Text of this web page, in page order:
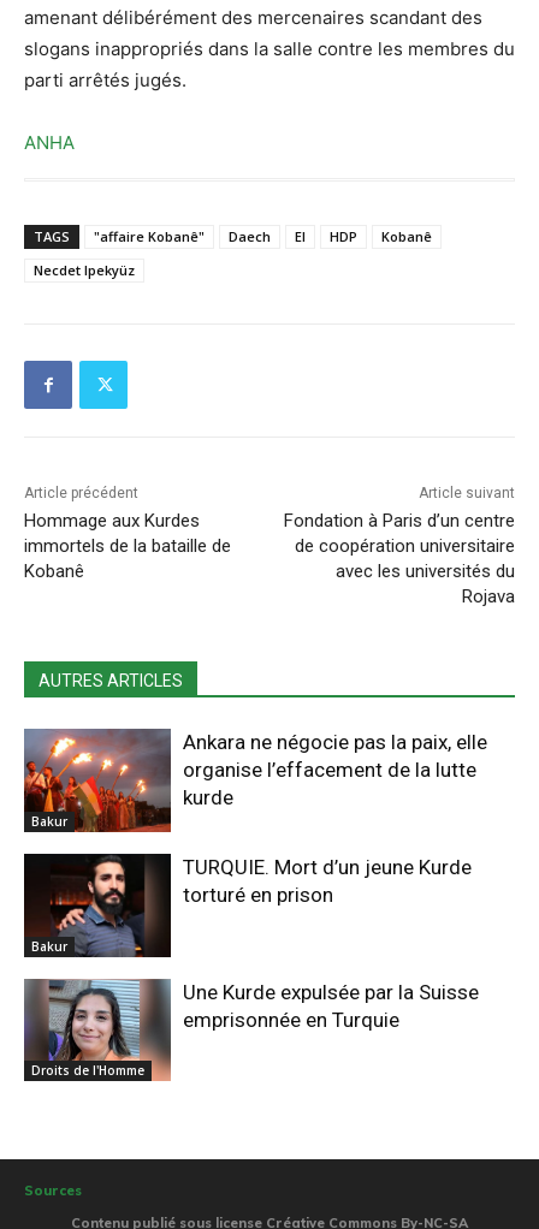
amenant délibérément des mercenaires scandant des
slogans inappropriés dans la salle contre les membres du
parti arrêtés jugés.
ANHA
TAGS "affaire Kobanê" Daech EI HDP
Kobanê
Necdet Ipekyüz
Article précédent
Hommage aux Kurdes
immortels de la bataille de
Kobanê
Article suivant
Fondation à Paris d’un centre
de coopération universitaire
avec les universités du
Rojava
AUTRES ARTICLES
Bakur
Ankara ne négocie pas la paix, elle
organise l’effacement de la lutte
kurde
Bakur
TURQUIE. Mort d’un jeune Kurde
torturé en prison
Droits de l'Homme
Une Kurde expulsée par la Suisse
emprisonnée en Turquie
Sources
Contenu publié sous license Créative Commons By-NC-SA